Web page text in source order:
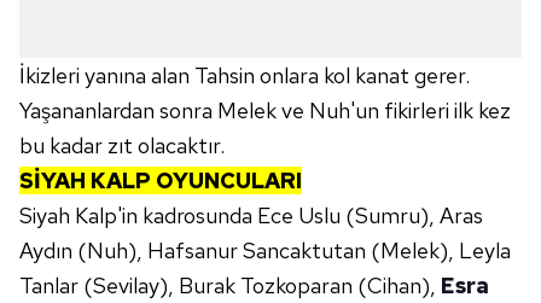
verileriniz işlenmekte olup gerekli olan çerezler bilgi
toplumu hizmetlerinin sunulması amacıyla
kullanılmaktadır. Diğer çerezler, sitemizin daha işlevsel
kılınması ve kişiselleştirilmesi ve sizlere yönelik
reklam/pazarlama faaliyetlerinin yapılması, amaçlarıyla
sınırlı olarak açık rızanız dahilinde kullanılacaktır.
Çerezlere ilişkin tercihlerinizi aşağıda yer alan panel
İkizleri yanına alan Tahsin onlara kol kanat gerer.
Yaşananlardan sonra Melek ve Nuh'un fikirleri ilk kez
bu kadar zıt olacaktır.
SİYAH KALP OYUNCULARI
Siyah Kalp'in kadrosunda Ece Uslu (Sumru), Aras
Aydın (Nuh), Hafsanur Sancaktutan (Melek), Leyla
Tanlar (Sevilay), Burak Tozkoparan (Cihan), Esra